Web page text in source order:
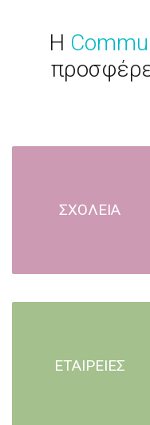
H
ΣΧΟΛΕΙΑ
ΕΤΑΙΡΕΙΕΣ